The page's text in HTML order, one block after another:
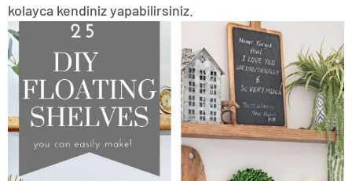
kolayca kendiniz yapabilirsiniz.